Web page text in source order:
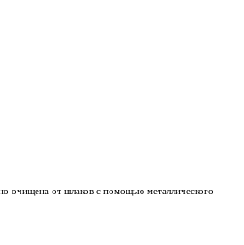
очищена от шлаков с помощью металлического